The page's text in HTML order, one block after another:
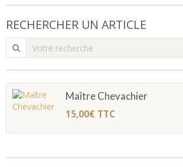
RECHERCHER UN ARTICLE
Maître Chevachier
15,00€ TTC